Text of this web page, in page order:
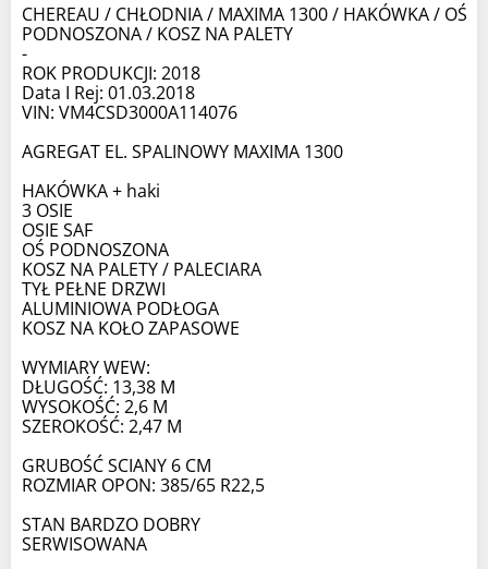
CHEREAU / CHŁODNIA / MAXIMA 1300 / HAKÓWKA / OŚ
PODNOSZONA / KOSZ NA PALETY
-
ROK PRODUKCJI: 2018
Data I Rej: 01.03.2018
VIN: VM4CSD3000A114076
AGREGAT EL. SPALINOWY MAXIMA 1300
HAKÓWKA + haki
3 OSIE
OSIE SAF
OŚ PODNOSZONA
KOSZ NA PALETY / PALECIARA
TYŁ PEŁNE DRZWI
ALUMINIOWA PODŁOGA
KOSZ NA KOŁO ZAPASOWE
WYMIARY WEW:
DŁUGOŚĆ: 13,38 M
WYSOKOŚĆ: 2,6 M
SZEROKOŚĆ: 2,47 M
GRUBOŚĆ SCIANY 6 CM
ROZMIAR OPON: 385/65 R22,5
STAN BARDZO DOBRY
SERWISOWANA